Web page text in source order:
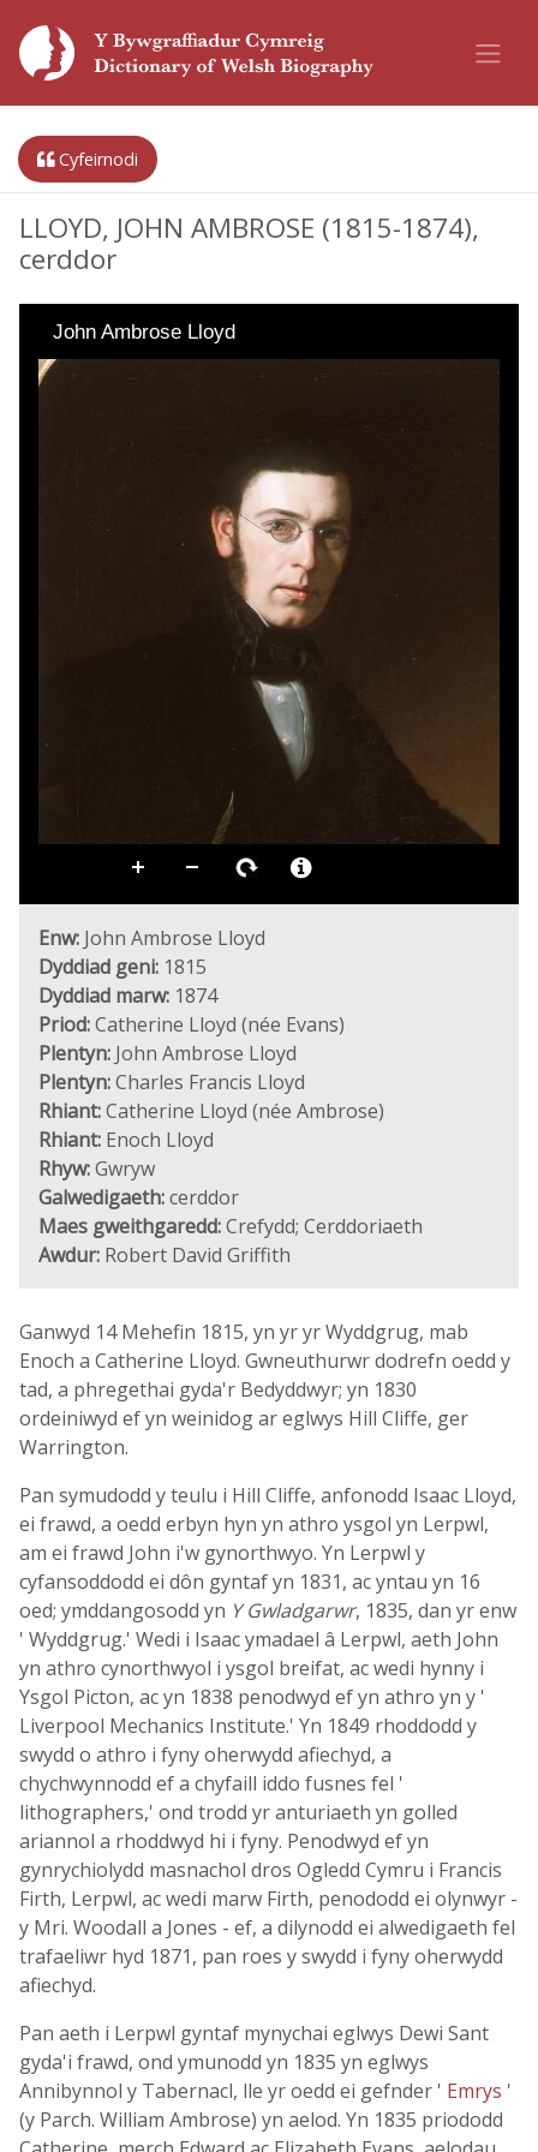
Cyfeirnodi
LLOYD, JOHN AMBROSE (1815-1874),
cerddor
John Ambrose Lloyd
Enw: John Ambrose Lloyd
Dyddiad geni: 1815
Dyddiad marw: 1874
Priod:Catherine Lloyd (née Evans)
Plentyn: John Ambrose Lloyd
Plentyn:Charles Francis Lloyd
Rhiant:Catherine Lloyd (née Ambrose)
Rhiant: Enoch Lloyd
Rhyw:Gwryw
Galwedigaeth:cerddor
Maes gweithgaredd:Crefydd; Cerddoriaeth
Awdur: Robert David Griffith
Ganwyd 14 Mehefin 1815, yn yr yr Wyddgrug, mab
Enoch a Catherine Lloyd. Gwneuthurwr dodrefn oedd y
tad, a phregethai gyda'r Bedyddwyr; yn 1830
ordeiniwyd ef yn weinidog ar eglwys Hill Cliffe, ger
Warrington.
Pan symudodd y teulu i Hill Cliffe, anfonodd Isaac Lloyd,
ei frawd, a oedd erbyn hyn yn athro ysgol yn Lerpwl,
am ei frawd John i'w gynorthwyo. Yn Lerpwl y
cyfansoddodd ei dôn gyntaf yn 1831, ac yntau yn 16
oed; ymddangosodd yn Y Gwladgarwr, 1835, dan yr enw
' Wyddgrug.' Wedi i Isaac ymadael â Lerpwl, aeth John
yn athro cynorthwyol i ysgol breifat, ac wedi hynny i
Ysgol Picton, ac yn 1838 penodwyd ef yn athro yn y '
Liverpool Mechanics Institute.' Yn 1849 rhoddodd y
swydd o athro i fyny oherwydd afiechyd, a
chychwynnodd ef a chyfaill iddo fusnes fel '
lithographers,' ond trodd yr anturiaeth yn golled
ariannol a rhoddwyd hi i fyny. Penodwyd ef yn
gynrychiolydd masnachol dros Ogledd Cymru i Francis
Firth, Lerpwl, ac wedi marw Firth, penododd ei olynwyr -
y Mri. Woodall a Jones - ef, a dilynodd ei alwedigaeth fel
trafaeliwr hyd 1871, pan roes y swydd i fyny oherwydd
afiechyd.
Pan aeth i Lerpwl gyntaf mynychai eglwys Dewi Sant
gyda'i frawd, ond ymunodd yn 1835 yn eglwys
Annibynnol y Tabernacl, lle yr oedd ei gefnder ' Emrys '
(y Parch. William Ambrose) yn aelod. Yn 1835 priododd